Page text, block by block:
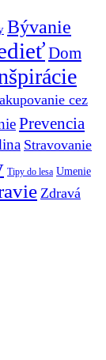
Bývanie
Dom
cez
Prevencia
Stravovanie
Tipy do lesa Umenie
Zdravá